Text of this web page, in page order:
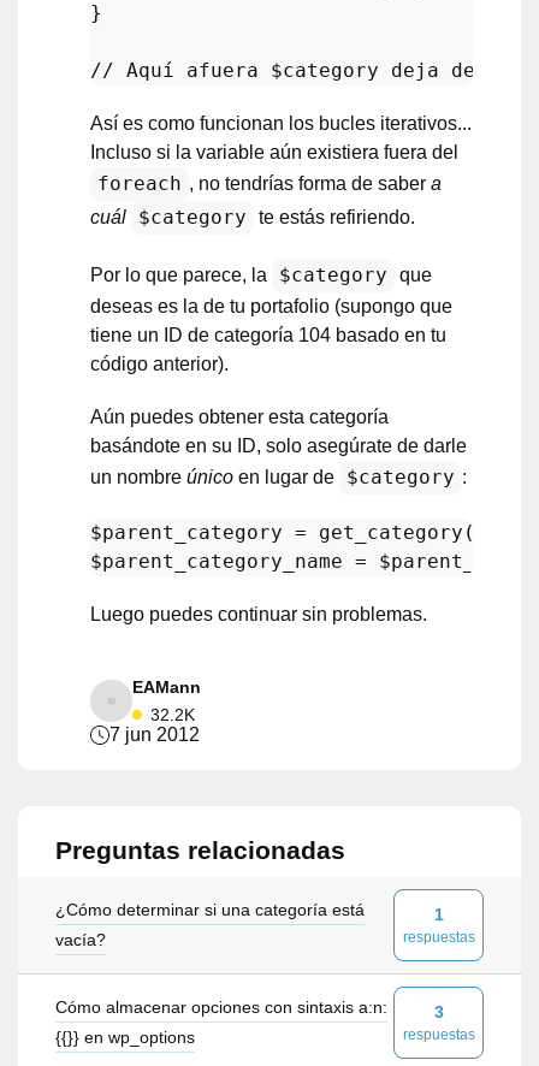
}
Así es como funcionan los bucles iterativos...
Incluso si la variable aún existiera fuera del
foreach , no tendrías forma de saber a
cuál
$category te estás refiriendo.
Por lo que parece, la $category
que
deseas es la de tu portafolio (supongo que
tiene un ID de categoría 104 basado en tu
código anterior).
Aún puedes obtener esta categoría
basándote en su ID, solo asegúrate de darle
un nombre único en lugar de $category :
$parent_category
$parent_category_name =
Luego puedes continuar sin problemas.
EAMann
32.2K
7 jun 2012
Preguntas relacionadas
¿Cómo determinar si una categoría está
vacía?
1
respuestas
Cómo almacenar opciones con sintaxis a:n:
{{}} en wp_options
3
respuestas